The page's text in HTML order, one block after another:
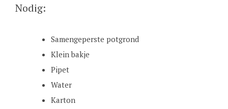
Nodig:
Samengeperste potgrond
Klein bakje
Pipet
Water
Karton